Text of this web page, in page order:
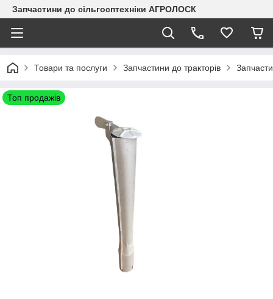
Запчастини до сільгосптехніки АГРОЛОСК
Товари та послуги Запчастини до тракторів
Топ продажів